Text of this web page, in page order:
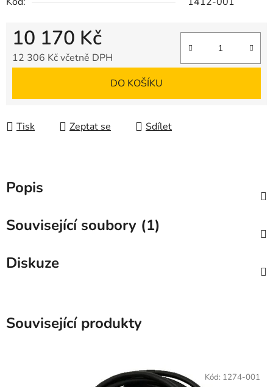
10 170 Kč
12 306 Kč včetně DPH
DO KOŠÍKU
Tisk Zeptat se Sdílet
Popis
Související soubory (1)
Diskuze
Související produkty
Kód: 1274-001